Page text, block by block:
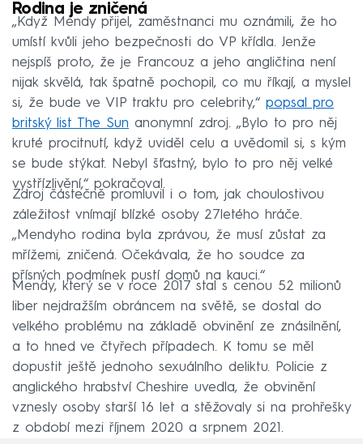
Rodina je zničená
„Když Mendy přijel, zaměstnanci mu oznámili, že ho
umístí kvůli jeho bezpečnosti do VP křídla. Jenže
nejspíš proto, že je Francouz a jeho angličtina není
nijak skvělá, tak špatně pochopil, co mu říkají, a myslel
si, že bude ve VIP traktu pro celebrity,“ popsal pro
britský list The Sun anonymní zdroj. „Bylo to pro něj
kruté procitnutí, když uviděl celu a uvědomil si, s kým
se bude stýkat. Nebyl šťastný, bylo to pro něj velké
vystřízlivění,“ pokračoval.
Zdroj částečně promluvil i o tom, jak choulostivou
záležitost vnímají blízké osoby 27letého hráče.
„Mendyho rodina byla zprávou, že musí zůstat za
mřížemi, zničená. Očekávala, že ho soudce za
přísných podmínek pustí domů na kauci.“
Mendy, který se v roce 2017 stal s cenou 52 milionů
liber nejdražším obráncem na světě, se dostal do
velkého problému na základě obvinění ze znásilnění,
a to hned ve čtyřech případech. K tomu se měl
dopustit ještě jednoho sexuálního deliktu. Policie z
anglického hrabství Cheshire uvedla, že obvinění
vznesly osoby starší 16 let a stěžovaly si na prohřešky
z období mezi říjnem 2020 a srpnem 2021.